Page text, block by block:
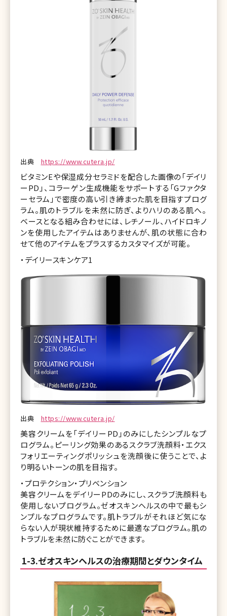
出典 https://www.cutera.jp/
ビタミンEや保湿成分セラミドを配合した画像の「デイリ
ーPD」、コラーゲン生成機能をサポートする「Gファクタ
ーセラム」で密度の高い引き締まった肌を目指すプログ
ラム。肌のトラブルを未然に防ぎ、よりハリのある肌へ。
ベースとなる組み合わせには、レチノール、ハイドロキノ
ンを使用したアイテムはありませんが、肌の状態に合わ
せて他のアイテムをプラスするカスタマイズが可能。
・デイリースキンケア1
出典 https://www.cutera.jp/
美容クリームを「デイリーPD」のみにしたシンプルなプ
ログラム。ピーリング効果のあるスクラブ洗顔料・エクス
フォリエーティングポリッシュを洗顔後に使うことで、よ
り明るいトーンの肌を目指す。
・プロテクション・プリベンション
美容クリームをデイリーPDのみにし、スクラブ洗顔料も
使用しないプログラム。ゼオスキンヘルスの中で最もシ
ンプルなプログラムです。肌トラブルがそれほど気にな
らない人が現状維持するために最適なプログラム。肌の
トラブルを未然に防ぐことができます。
1-3.ゼオスキンヘルスの治療期間とダウンタイム